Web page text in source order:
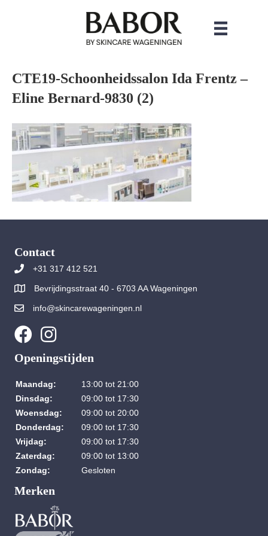
CTE19-Schoonheidssalon Ida Frentz –
Eline Bernard-9830 (2)
Contact
+31 317 412 521
Bevrijdingsstraat 40 - 6703 AA Wageningen
info@skincarewageningen.nl
Openingstijden
Maandag:
13:00 tot 21:00
Dinsdag:
09:00 tot 17:30
Woensdag:
09:00 tot 20:00
Donderdag:
09:00 tot 17:30
Vrijdag:
09:00 tot 17:30
Zaterdag:
09:00 tot 13:00
Zondag:
Gesloten
Merken